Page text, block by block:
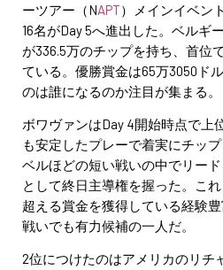
ーツアー（NAPT）メインイベン
16名がDay 5へ進出した。ベルギ
が336.5万のチップを持ち、首位
ている。優勝賞金は65万3050ド
のは誰になるのか注目が集まる。
ボワヴァンはDay 4開始時点で上
も安定したプレーで着実にチッ
ベルほどの短い戦いの中でリー
として終日主導権を握った。こ
超える賞金を獲得している経験
戦いでも有力候補の一人だ。
2位につけたのはアメリカのリチ